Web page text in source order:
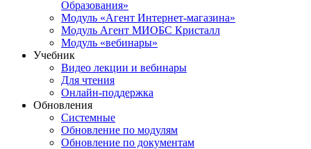
Образования»
Модуль «Агент Интернет-магазина»
Модуль Агент МИОБС Кристалл
Модуль «вебинары»
Учебник
Видео лекции и вебинары
Для чтения
Онлайн-поддержка
Обновления
Системные
Обновление по модулям
Обновление по документам